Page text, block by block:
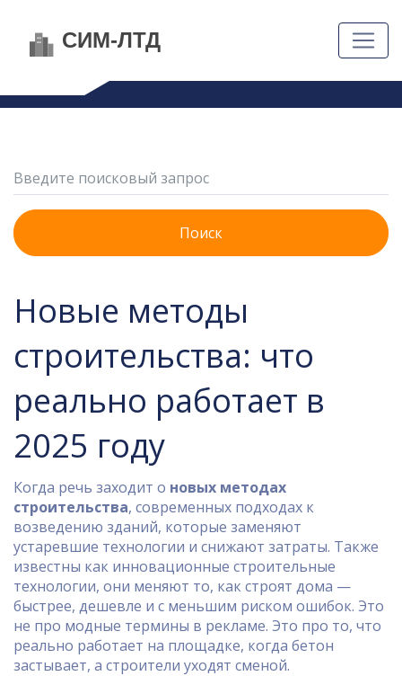
Поиск
Новые методы
строительства: что
реально работает в
2025 году
Когда речь заходит о новых методах
строительства, современных подходах к
возведению зданий, которые заменяют
устаревшие технологии и снижают затраты. Также
известны как инновационные строительные
технологии, они меняют то, как строят дома —
быстрее, дешевле и с меньшим риском ошибок. Это
не про модные термины в рекламе. Это про то, что
реально работает на площадке, когда бетон
застывает, а строители уходят сменой.